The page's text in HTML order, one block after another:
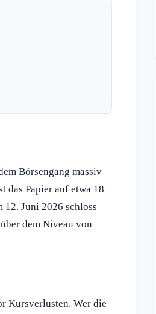
Börsengang massiv
das Papier auf etwa 18
12. Juni 2026 schloss
dem Niveau von
Kursverlusten. Wer die